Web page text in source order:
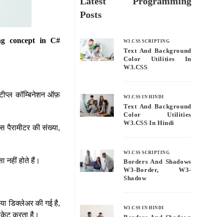
concept in C#
कॉम्बिनेशन ऑफ़
पैरामीटर की संख्या,
नहीं होते हैं।
डिक्लेअर की गई है,
करता है।
Posts
W3.CSS SCRIPTING
Text And Background
Color Utilities In
W3.CSS
W3.CSS IN HINDI
Text And Background
Color Utilities
W3.CSS In Hindi
W3.CSS SCRIPTING
Borders And Shadows
W3-Border, W3-
Shadow
W3.CSS IN HINDI